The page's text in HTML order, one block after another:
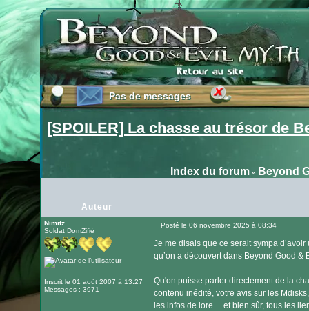
Pas de messages
Pas de messages
[SPOILER] La chasse au trésor de
Index du forum» Beyond
Auteur
Nimitz
Soldat DomZifié
Inscrit le 01 août 2007 à 13:27
Messages : 3971
Posté le 06 novembre 2025 à 08:34
Je me disais que ce serait sympa
qu’on a découvert dans Beyond Good &
Qu'on puisse parler directement de la
contenu inédité, votre avis sur les
les infos de lore… et bien sûr, tous les